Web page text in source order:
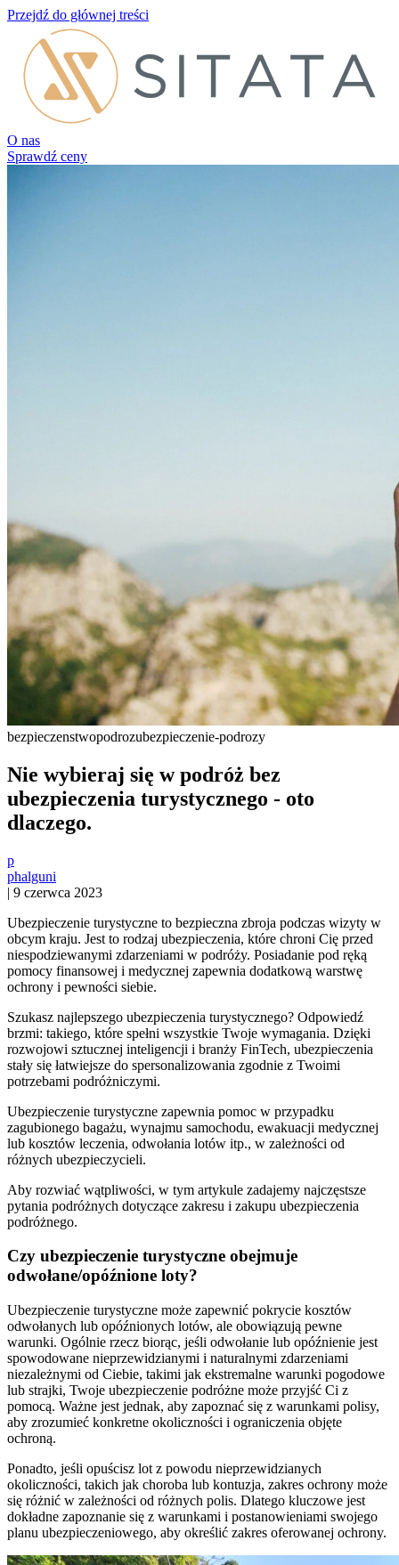
Przejdź do głównej treści
O nas
Sprawdź ceny
bezpieczenstwopodrozubezpieczenie-podrozy
Nie wybieraj się w podróż bez
ubezpieczenia turystycznego - oto
dlaczego.
p
phalguni
| 9 czerwca 2023
Ubezpieczenie turystyczne to bezpieczna zbroja podczas wizyty w
obcym kraju. Jest to rodzaj ubezpieczenia, które chroni Cię przed
niespodziewanymi zdarzeniami w podróży. Posiadanie pod ręką
pomocy finansowej i medycznej zapewnia dodatkową warstwę
ochrony i pewności siebie.
Szukasz najlepszego ubezpieczenia turystycznego? Odpowiedź
brzmi: takiego, które spełni wszystkie Twoje wymagania. Dzięki
rozwojowi sztucznej inteligencji i branży FinTech, ubezpieczenia
stały się łatwiejsze do spersonalizowania zgodnie z Twoimi
potrzebami podróżniczymi.
Ubezpieczenie turystyczne zapewnia pomoc w przypadku
zagubionego bagażu, wynajmu samochodu, ewakuacji medycznej
lub kosztów leczenia, odwołania lotów itp., w zależności od
różnych ubezpieczycieli.
Aby rozwiać wątpliwości, w tym artykule zadajemy najczęstsze
pytania podróżnych dotyczące zakresu i zakupu ubezpieczenia
podróżnego.
Czy ubezpieczenie turystyczne obejmuje
odwołane/opóźnione loty?
Ubezpieczenie turystyczne może zapewnić pokrycie kosztów
odwołanych lub opóźnionych lotów, ale obowiązują pewne
warunki. Ogólnie rzecz biorąc, jeśli odwołanie lub opóźnienie jest
spowodowane nieprzewidzianymi i naturalnymi zdarzeniami
niezależnymi od Ciebie, takimi jak ekstremalne warunki pogodowe
lub strajki, Twoje ubezpieczenie podróżne może przyjść Ci z
pomocą. Ważne jest jednak, aby zapoznać się z warunkami polisy,
aby zrozumieć konkretne okoliczności i ograniczenia objęte
ochroną.
Ponadto, jeśli opuścisz lot z powodu nieprzewidzianych
okoliczności, takich jak choroba lub kontuzja, zakres ochrony może
się różnić w zależności od różnych polis. Dlatego kluczowe jest
dokładne zapoznanie się z warunkami i postanowieniami swojego
planu ubezpieczeniowego, aby określić zakres oferowanej ochrony.